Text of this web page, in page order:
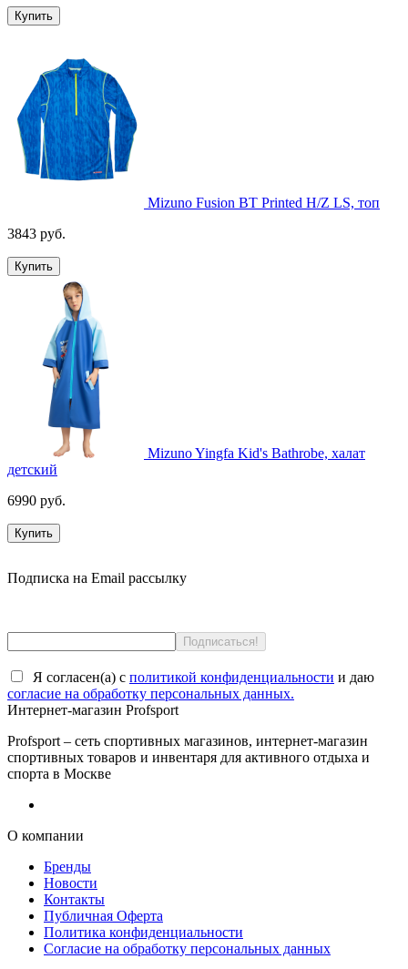
Купить
Mizuno Fusion BT Printed H/Z LS, топ
3843 руб.
Купить
Mizuno Yingfa Kid's Bathrobe, халат
детский
6990 руб.
Купить
Подписка на Email рассылку
Я согласен(a) с политикой конфиденциальности и даю
согласие на обработку персональных данных.
Интернет-магазин Profsport
Profsport – сеть спортивных магазинов, интернет-магазин
спортивных товаров и инвентаря для активного отдыха и
спорта в Москве
О компании
Бренды
Новости
Контакты
Публичная Оферта
Политика конфиденциальности
Согласие на обработку персональных данных